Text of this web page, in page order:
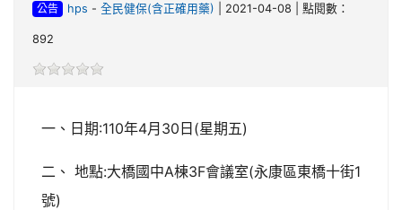
公告 hps - 全民健保(含正確用藥) | 2021-04-08 | 點閱數：
892
一、日期:110年4月30日(星期五)
二、 地點:大橋國中A棟3F會議室(永康區東橋十街1
號)